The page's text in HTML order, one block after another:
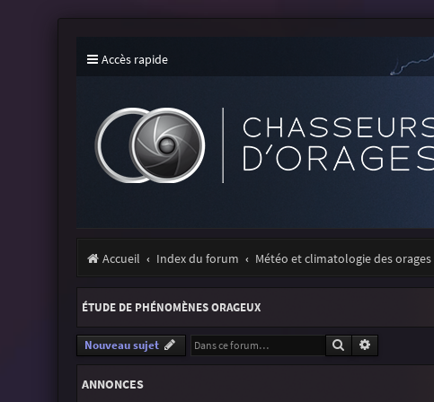
Accès rapide
Accueil Index du forum Météo et climatologie des orages
ÉTUDE DE PHÉNOMÈNES ORAGEUX
Nouveau sujet Rechercher
ANNONCES